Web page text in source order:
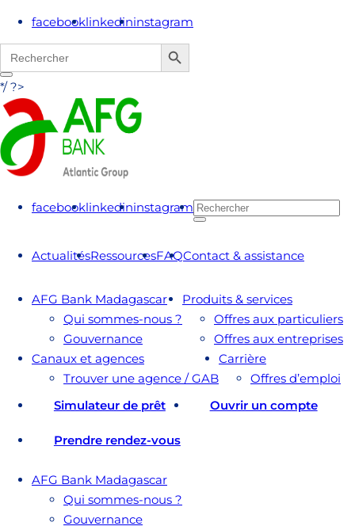
facebooklinkedininstagram
Search
for:
Search Button
*/ ?>
facebooklinkedininstagram
ActualitésRessourcesFAQContact & assistance
AFG Bank Madagascar
Qui sommes-nous ?
Gouvernance
Produits & services
Offres aux particuliers
Offres aux entreprises
Canaux et agences
Trouver une agence / GAB
Carrière
Offres d’emploi
Simulateur de prêt
Ouvrir un compte
Prendre rendez-vous
AFG Bank Madagascar
Qui sommes-nous ?
Gouvernance